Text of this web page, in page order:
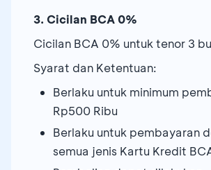
3. Cicilan BCA 0%
Cicilan BCA 0% untuk tenor 3
Syarat dan Ketentuan:
Berlaku untuk minimum
Rp500 Ribu
Berlaku untuk pembayaran
semua jenis Kartu Kredit